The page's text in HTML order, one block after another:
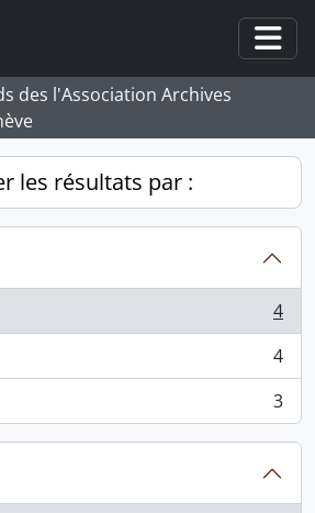
des l'Association Archives
les résultats par :
4
4
3